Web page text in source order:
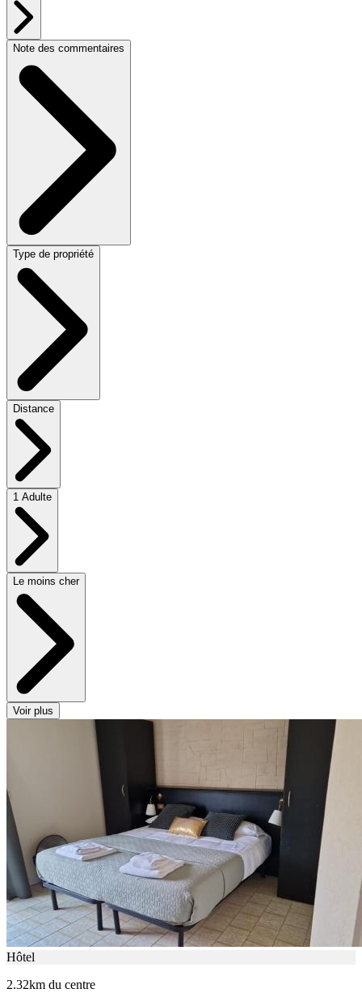
Note des commentaires
Type de propriété
Distance
1 Adulte
Le moins cher
Voir plus
Hôtel
2.32km du centre